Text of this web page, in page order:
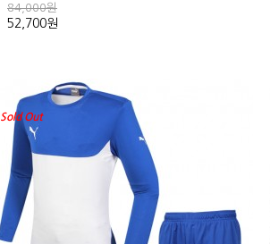
84,000원
52,700원
Sold Out